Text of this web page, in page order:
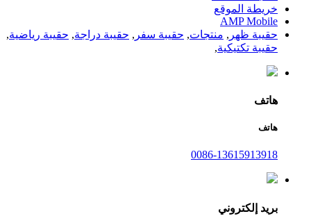
خريطة الموقع
AMP Mobile
حقيبة ظهر , منتجات, حقيبة سفر , حقيبة دراجة, حقيبة رياضية,
حقيبة تكتيكية,
هاتف
هاتف
0086-13615913918
بريد إلكتروني